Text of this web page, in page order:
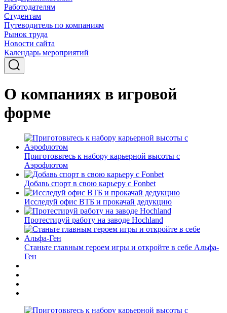
Работодателям
Студентам
Путеводитель по компаниям
Рынок труда
Новости сайта
Календарь мероприятий
О компаниях в игровой
форме
Приготовьтесь к набору карьерной высоты с
Аэрофлотом
Добавь спорт в свою карьеру с Fonbet
Исследуй офис ВТБ и прокачай дедукцию
Протестируй работу на заводе Hochland
Станьте главным героем игры и откройте в себе Альфа-
Ген